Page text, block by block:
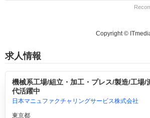
Copyright ©
求人情報
機械系工場/組立・加工・プレス/製造/工場/
代活躍中
日本マニュファクチャリングサービス株式会社
東京都